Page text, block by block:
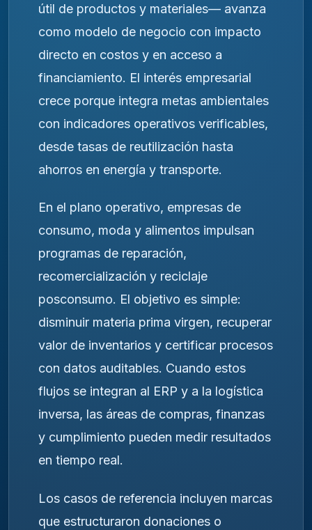
útil de productos y materiales— avanza
como modelo de negocio con impacto
directo en costos y en acceso a
financiamiento. El interés empresarial
crece porque integra metas ambientales
con indicadores operativos verificables,
desde tasas de reutilización hasta
ahorros en energía y transporte.
En el plano operativo, empresas de
consumo, moda y alimentos impulsan
programas de reparación,
recomercialización y reciclaje
posconsumo. El objetivo es simple:
disminuir materia prima virgen, recuperar
valor de inventarios y certificar procesos
con datos auditables. Cuando estos
flujos se integran al ERP y a la logística
inversa, las áreas de compras, finanzas
y cumplimiento pueden medir resultados
en tiempo real.
Los casos de referencia incluyen marcas
que estructuraron donaciones o